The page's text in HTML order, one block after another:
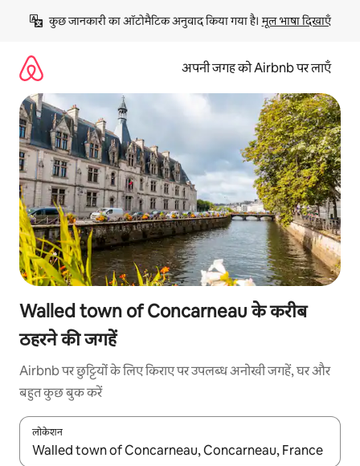
छोड़कर
कॉन्टेंट
कुछ जानकारी का ऑटोमैटिक अनुवाद किया गया है। मूल भाषा दिखाएँ
अपनी जगह को Airbnb पर लाएँ
Walled town of Concarneau के करीब
ठहरने की जगहें
Airbnb पर छुट्टियों के लिए किराए पर उपलब्ध अनोखी जगहें, घर और
बहुत कुछ बुक करें
लोकेशन
नतीजों के उपलब्ध होने पर, अप और डाउन 'ऐरो की' का इस्तेमाल करके नेविगेट